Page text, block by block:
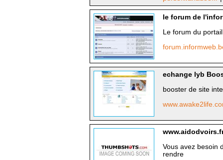
le forum de
Le forum du
echange lyb
booster de site
Vous avez besoin
rendre